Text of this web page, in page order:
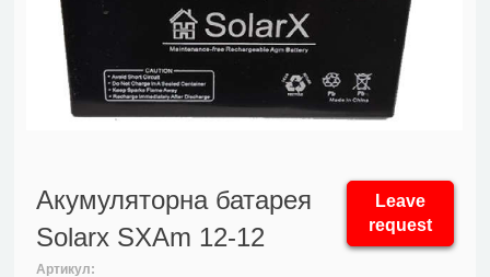
Акумуляторна батарея
Solarx SXAm 12-12
Leave
request
Артикул: